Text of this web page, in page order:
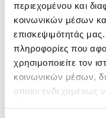
περιεχομένου και
κοινωνικών μέσων
επισκεψιμότητάς
πληροφορίες που
χρησιμοποιείτε τον
κοινωνικών μέσων,
οποίοι ενδεχομένως
Mackmyra